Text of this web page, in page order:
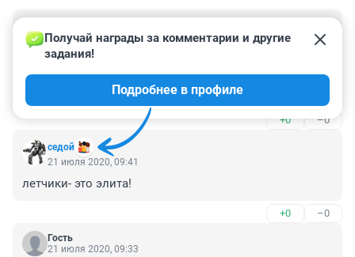
21 июля 2020, 14:25
Неправильно пишете-не на таком самолёте
турбулентность больше, а на таком самолёте
турбулентность сильнее ощущается, ведь
турбулентность - это завихрения воздуха. Спецы.
+0 –0
ceдой
Получай награды за комментарии и другие
задания!
Подробнее в профиле
21 июля 2020, 09:41
летчики- это элита!
+0 –0
Гость
21 июля 2020, 09:33